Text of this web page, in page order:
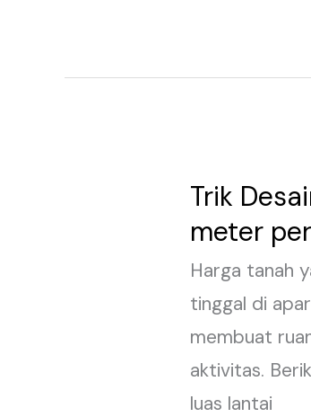
Trik
meter
Harga tanah
tinggal di
membuat
aktivitas.
luas lantai
Trik
Desain
Interior
untuk
Apartemen
atau
Rumah